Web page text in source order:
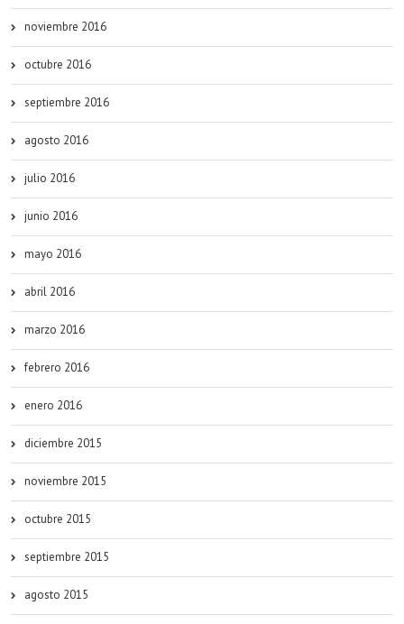
noviembre 2016
octubre 2016
septiembre 2016
agosto 2016
julio 2016
junio 2016
mayo 2016
abril 2016
marzo 2016
febrero 2016
enero 2016
diciembre 2015
noviembre 2015
octubre 2015
septiembre 2015
agosto 2015